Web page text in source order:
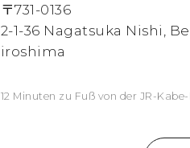
〒731-0136
2-1-36 Nagatsuka Nishi,
iroshima
12 Minuten zu Fuß von der JR-